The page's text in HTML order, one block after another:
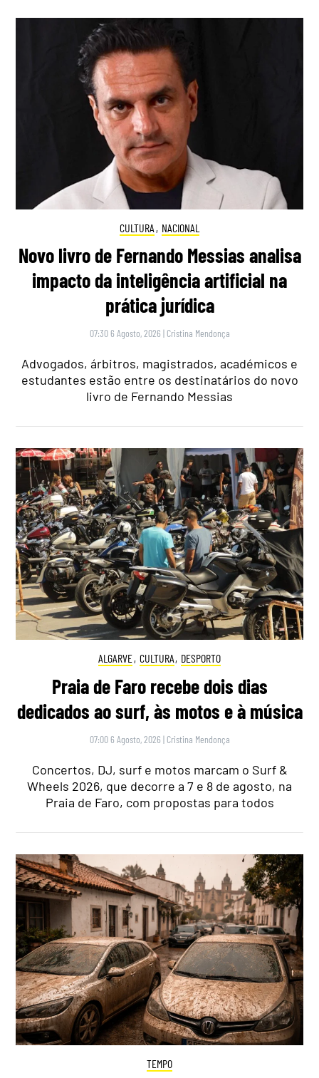
CULTURA , NACIONAL
Novo livro de Fernando Messias analisa
impacto da inteligência artificial na
prática jurídica
07:30 6 Agosto, 2026 | Cristina Mendonça
Advogados, árbitros, magistrados, académicos e
estudantes estão entre os destinatários do novo
livro de Fernando Messias
ALGARVE, CULTURA, DESPORTO
Praia de Faro recebe dois dias
dedicados ao surf, às motos e à música
07:00 6 Agosto, 2026 | Cristina Mendonça
Concertos, DJ, surf e motos marcam o Surf &
Wheels 2026, que decorre a 7 e 8 de agosto, na
Praia de Faro, com propostas para todos
TEMPO